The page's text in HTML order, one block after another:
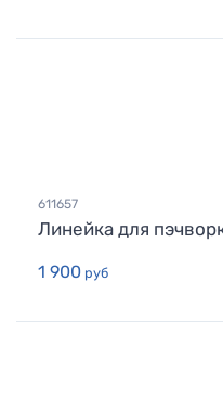
611657
Линейка для
1 900 руб